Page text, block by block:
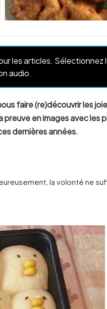
les articles.
audio.
faire (re)découvrir les
preuve en images avec les
dernières années.
la volonté ne